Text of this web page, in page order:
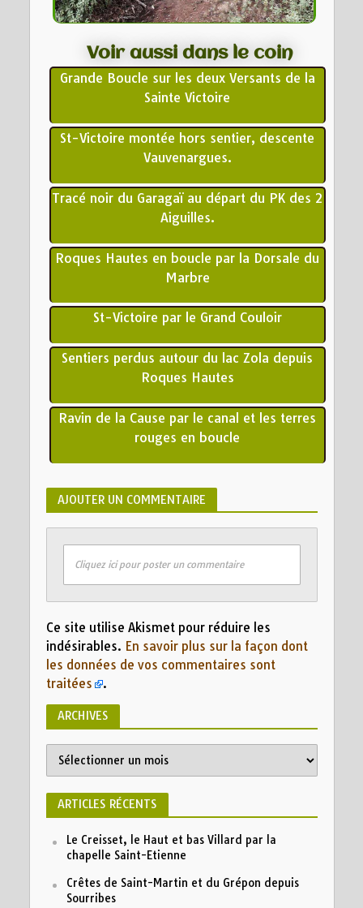
Voir aussi dans le coin
Grande Boucle sur les deux Versants de la
Sainte Victoire
St-Victoire montée hors sentier, descente
Vauvenargues.
Tracé noir du Garagaï au départ du PK des 2
Aiguilles.
Roques Hautes en boucle par la Dorsale du
Marbre
St-Victoire par le Grand Couloir
Sentiers perdus autour du lac Zola depuis
Roques Hautes
Ravin de la Cause par le canal et les terres
rouges en boucle
AJOUTER UN COMMENTAIRE
Cliquez ici pour poster un commentaire
Ce site utilise Akismet pour réduire les
indésirables. En savoir plus sur la façon dont
les données de vos commentaires sont
traitées
.
ARCHIVES
ARTICLES RÉCENTS
Le Creisset, le Haut et bas Villard par la
chapelle Saint-Etienne
Crêtes de Saint-Martin et du Grépon depuis
Sourribes